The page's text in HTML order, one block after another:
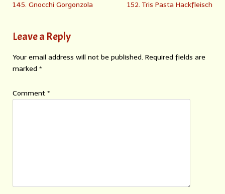
145. Gnocchi Gorgonzola 152. Tris Pasta Hackfleisch
Leave a Reply
Your email address will not be published. Required fields are
marked *
Comment *